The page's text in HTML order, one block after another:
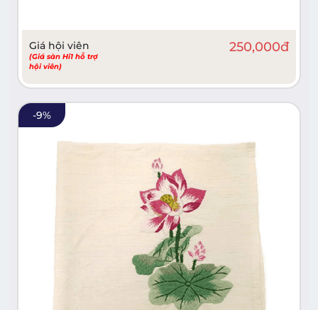
Giá hội viên
(Giá sàn Hi1 hỗ trợ
hội viên)
250,000đ
-9%